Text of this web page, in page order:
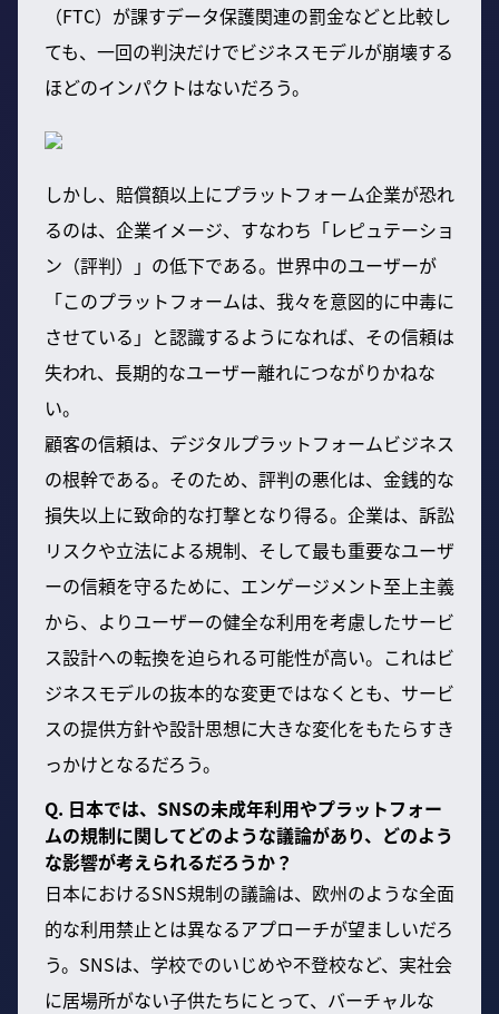
（FTC）が課すデータ保護関連の罰金などと比較し
ても、一回の判決だけでビジネスモデルが崩壊する
ほどのインパクトはないだろう。
しかし、賠償額以上にプラットフォーム企業が恐れ
るのは、企業イメージ、すなわち「レピュテーショ
ン（評判）」の低下である。世界中のユーザーが
「このプラットフォームは、我々を意図的に中毒に
させている」と認識するようになれば、その信頼は
失われ、長期的なユーザー離れにつながりかねな
い。
顧客の信頼は、デジタルプラットフォームビジネス
の根幹である。そのため、評判の悪化は、金銭的な
損失以上に致命的な打撃となり得る。企業は、訴訟
リスクや立法による規制、そして最も重要なユーザ
ーの信頼を守るために、エンゲージメント至上主義
から、よりユーザーの健全な利用を考慮したサービ
ス設計への転換を迫られる可能性が高い。これはビ
ジネスモデルの抜本的な変更ではなくとも、サービ
スの提供方針や設計思想に大きな変化をもたらすき
っかけとなるだろう。
Q. 日本では、SNSの未成年利用やプラットフォー
ムの規制に関してどのような議論があり、どのよう
な影響が考えられるだろうか？
日本におけるSNS規制の議論は、欧州のような全面
的な利用禁止とは異なるアプローチが望ましいだろ
う。SNSは、学校でのいじめや不登校など、実社会
に居場所がない子供たちにとって、バーチャルな